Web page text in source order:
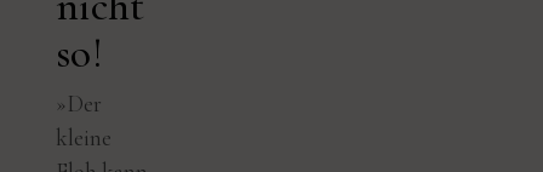
so!
»Der
kleine